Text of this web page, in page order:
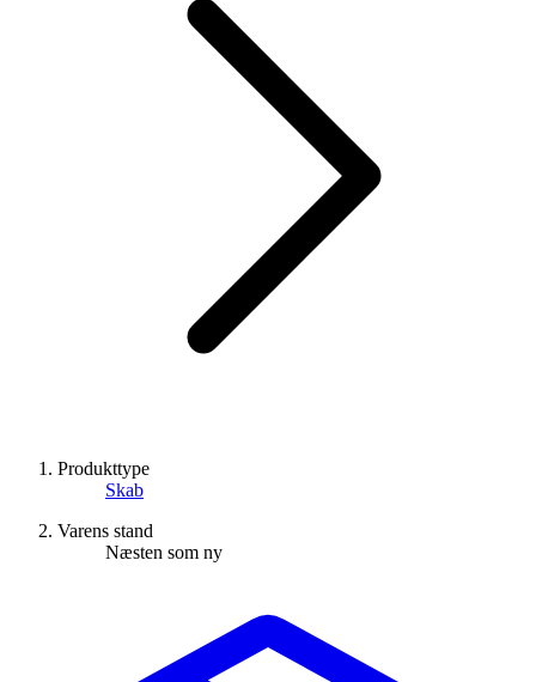
Produkttype
Skab
Varens stand
Næsten som ny